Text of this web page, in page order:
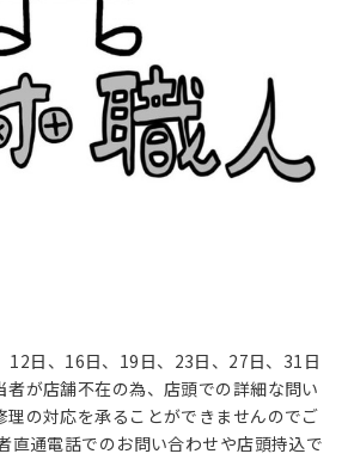
12日、16日、19日、23日、27日、31日
者が店舗不在の為、店頭での詳細な問い
理の対応を承ることができませんのでご
直通電話でのお問い合わせや店頭持込で